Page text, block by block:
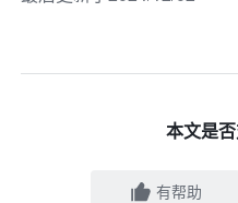
本文是
有帮助